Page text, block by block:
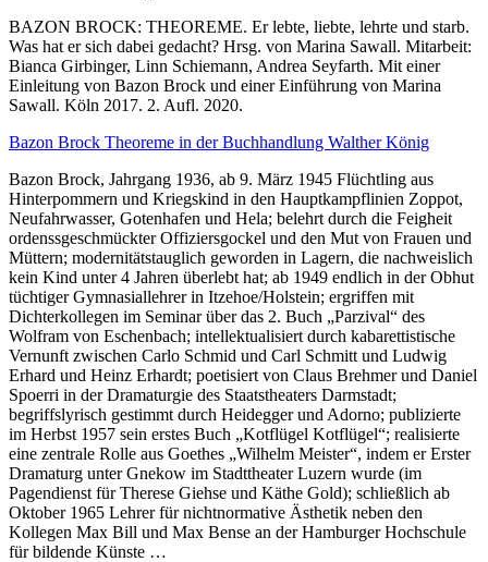
BAZON BROCK: THEOREME. Er lebte, liebte, lehrte und starb.
Was hat er sich dabei gedacht? Hrsg. von Marina Sawall. Mitarbeit:
Bianca Girbinger, Linn Schiemann, Andrea Seyfarth. Mit einer
Einleitung von Bazon Brock und einer Einführung von Marina
Sawall. Köln 2017. 2. Aufl. 2020.
Bazon Brock Theoreme in der Buchhandlung Walther König
Bazon Brock, Jahrgang 1936, ab 9. März 1945 Flüchtling aus
Hinterpommern und Kriegskind in den Hauptkampflinien Zoppot,
Neufahrwasser, Gotenhafen und Hela; belehrt durch die Feigheit
ordenssgeschmückter Offiziersgockel und den Mut von Frauen und
Müttern; modernitätstauglich geworden in Lagern, die nachweislich
kein Kind unter 4 Jahren überlebt hat; ab 1949 endlich in der Obhut
tüchtiger Gymnasiallehrer in Itzehoe/Holstein; ergriffen mit
Dichterkollegen im Seminar über das 2. Buch „Parzival“ des
Wolfram von Eschenbach; intellektualisiert durch kabarettistische
Vernunft zwischen Carlo Schmid und Carl Schmitt und Ludwig
Erhard und Heinz Erhardt; poetisiert von Claus Brehmer und Daniel
Spoerri in der Dramaturgie des Staatstheaters Darmstadt;
begriffslyrisch gestimmt durch Heidegger und Adorno; publizierte
im Herbst 1957 sein erstes Buch „Kotflügel Kotflügel“; realisierte
eine zentrale Rolle aus Goethes „Wilhelm Meister“, indem er Erster
Dramaturg unter Gnekow im Stadttheater Luzern wurde (im
Pagendienst für Therese Giehse und Käthe Gold); schließlich ab
Oktober 1965 Lehrer für nichtnormative Ästhetik neben den
Kollegen Max Bill und Max Bense an der Hamburger Hochschule
für bildende Künste …